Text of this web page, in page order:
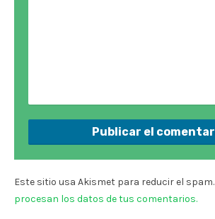
Este sitio usa Akismet para reducir el spam.
procesan los datos de tus comentarios.